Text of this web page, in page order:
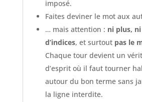
imposé.
Faites deviner le mot aux
… mais attention : ni plus,
d’indices, et surtout pas le
Chaque tour devient un
d’esprit où il faut tourner
autour du bon terme sans
la ligne interdite.